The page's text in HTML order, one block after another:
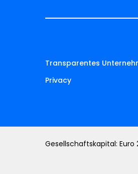
Transparentes
Privacy
Gesellschaftskapital: Euro